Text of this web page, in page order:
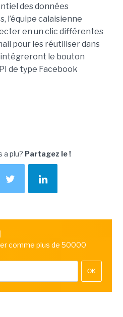
des données
l’équipe calaisienne
en un clic différentes
pour les réutiliser dans
intégreront le bouton
de type Facebook
a plu? Partagez le !
comme plus de 50000
OK